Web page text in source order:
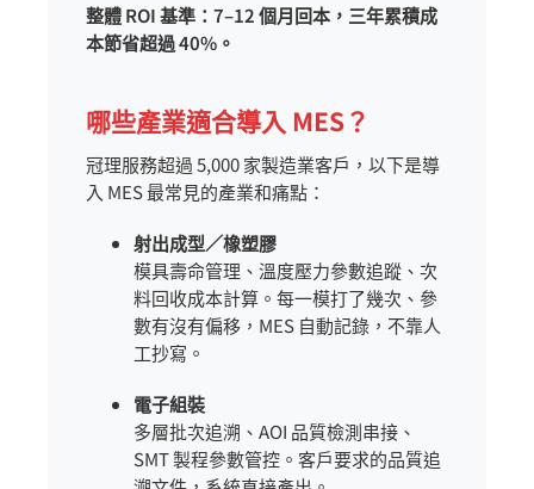
整體 ROI 基準：7–12 個月回本，三年累積成
本節省超過 40%。
哪些產業適合導入 MES？
冠理服務超過 5,000 家製造業客戶，以下是導
入 MES 最常見的產業和痛點：
射出成型／橡塑膠
模具壽命管理、溫度壓力參數追蹤、次
料回收成本計算。每一模打了幾次、參
數有沒有偏移，MES 自動記錄，不靠人
工抄寫。
電子組裝
多層批次追溯、AOI 品質檢測串接、
SMT 製程參數管控。客戶要求的品質追